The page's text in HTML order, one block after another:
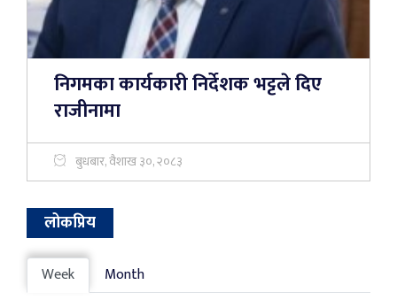
निगमका कार्यकारी निर्देशक भट्टले दिए
राजीनामा
बुधबार, वैशाख ३०, २०८३
लोकप्रिय
Week Month